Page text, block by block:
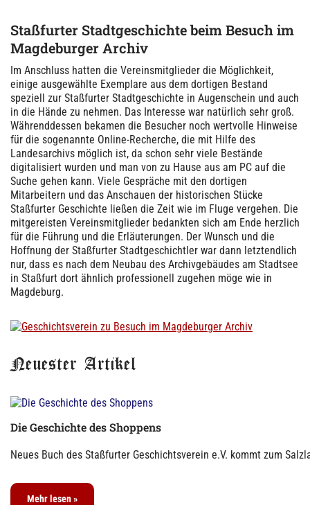
Staßfurter Stadtgeschichte beim Besuch im
Magdeburger Archiv
Im Anschluss hatten die Vereinsmitglieder die Möglichkeit,
einige ausgewählte Exemplare aus dem dortigen Bestand
speziell zur Staßfurter Stadtgeschichte in Augenschein und auch
in die Hände zu nehmen. Das Interesse war natürlich sehr groß.
Währenddessen bekamen die Besucher noch wertvolle Hinweise
für die sogenannte Online-Recherche, die mit Hilfe des
Landesarchivs möglich ist, da schon sehr viele Bestände
digitalisiert wurden und man von zu Hause aus am PC auf die
Suche gehen kann. Viele Gespräche mit den dortigen
Mitarbeitern und das Anschauen der historischen Stücke
Staßfurter Geschichte ließen die Zeit wie im Fluge vergehen. Die
mitgereisten Vereinsmitglieder bedankten sich am Ende herzlich
für die Führung und die Erläuterungen. Der Wunsch und die
Hoffnung der Staßfurter Stadtgeschichtler war dann letztendlich
nur, dass es nach dem Neubau des Archivgebäudes am Stadtsee
in Staßfurt dort ähnlich professionell zugehen möge wie in
Magdeburg.
Neuester Artikel
Die Geschichte des Shoppens
Neues Buch des Staßfurter Geschichtsverein e.V. kommt zum
Mehr lesen »